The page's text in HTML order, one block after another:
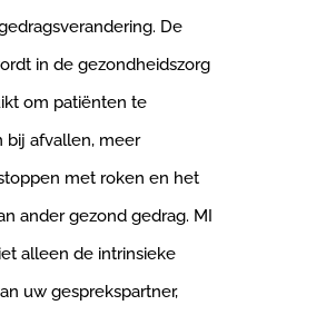
De
in de gezondheidszorg
om patiënten te
bij afvallen, meer
met roken en het
ander gezond gedrag. MI
alleen de intrinsieke
uw gesprekspartner,